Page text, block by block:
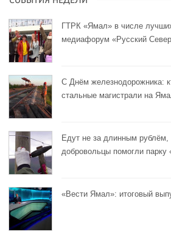
ГТРК «Ямал» в числе
медиафорум «Русский
С Днём железнодорожника:
стальные магистрали на
Едут не за длинным
добровольцы помогли парку
«Вести Ямал»: итоговый